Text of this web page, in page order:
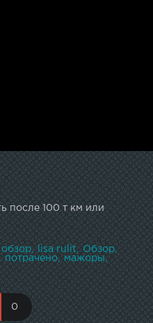
после 100 т км или
обзор lisa rulit
Обзор
потрачено
мажоры
0